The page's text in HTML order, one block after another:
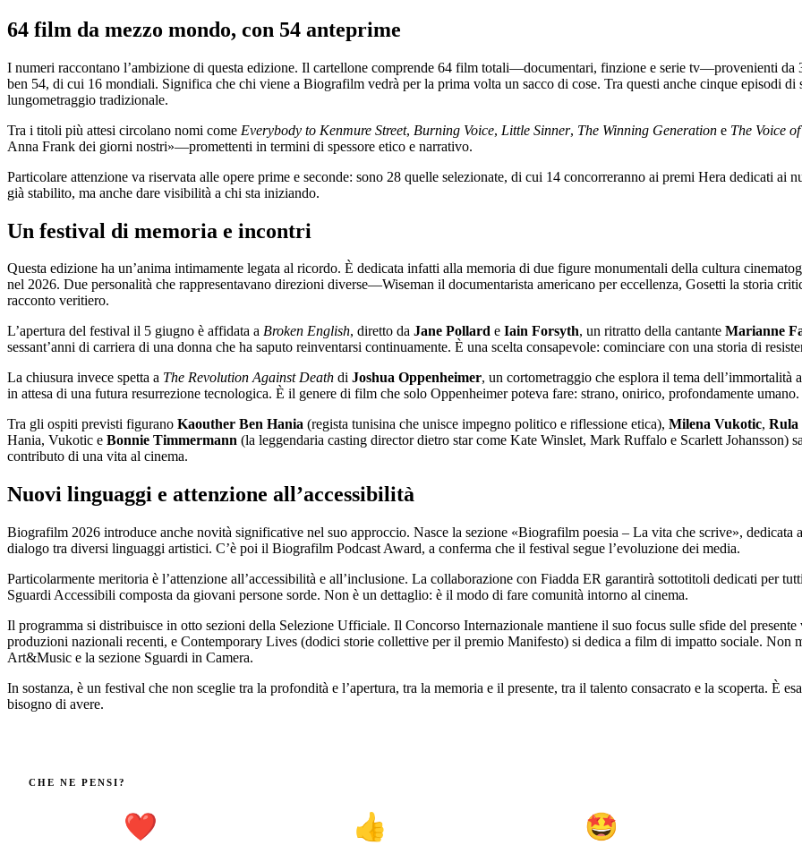
64 film da mezzo mondo, con 54 anteprime
I numeri raccontano l’ambizione di questa edizione. Il cartellone comprende 64 film totali—documentari, finzione e serie tv—provenienti da
ben 54, di cui 16 mondiali. Significa che chi viene a Biografilm vedrà per la prima volta un sacco di cose. Tra questi anche cinque episodi
lungometraggio tradizionale.
Tra i titoli più attesi circolano nomi come Everybody to Kenmure Street, Burning Voice, Little Sinner, The Winning Generation e The Voice
Anna Frank dei giorni nostri»—promettenti in termini di spessore etico e narrativo.
Particolare attenzione va riservata alle opere prime e seconde: sono 28 quelle selezionate, di cui 14 concorreranno ai premi Hera dedicati
già stabilito, ma anche dare visibilità a chi sta iniziando.
Un festival di memoria e incontri
Questa edizione ha un’anima intimamente legata al ricordo. È dedicata infatti alla memoria di due figure monumentali della cultura
nel 2026. Due personalità che rappresentavano direzioni diverse—Wiseman il documentarista americano per eccellenza, Gosetti la storia
racconto veritiero.
L’apertura del festival il 5 giugno è affidata a Broken English, diretto da Jane Pollard e Iain Forsyth, un ritratto della cantante Marianne
sessant’anni di carriera di una donna che ha saputo reinventarsi continuamente. È una scelta consapevole: cominciare con una storia di
La chiusura invece spetta a The Revolution Against Death di Joshua Oppenheimer, un cortometraggio che esplora il tema
in attesa di una futura resurrezione tecnologica. È il genere di film che solo Oppenheimer poteva fare: strano, onirico, profondamente umano.
Tra gli ospiti previsti figurano Kaouther Ben Hania (regista tunisina che unisce impegno politico e riflessione etica), Milena Vukotic, Rula
Hania, Vukotic e Bonnie Timmermann (la leggendaria casting director dietro star come Kate Winslet, Mark Ruffalo e Scarlett Johansson)
contributo di una vita al cinema.
Nuovi linguaggi e attenzione all’accessibilità
Biografilm 2026 introduce anche novità significative nel suo approccio. Nasce la sezione «Biografilm poesia – La vita che scrive», dedicata
dialogo tra diversi linguaggi artistici. C’è poi il Biografilm Podcast Award, a conferma che il festival segue l’evoluzione dei media.
Particolarmente meritoria è l’attenzione all’accessibilità e all’inclusione. La collaborazione con Fiadda ER garantirà sottotitoli dedicati per
Sguardi Accessibili composta da giovani persone sorde. Non è un dettaglio: è il modo di fare comunità intorno al cinema.
Il programma si distribuisce in otto sezioni della Selezione Ufficiale. Il Concorso Internazionale mantiene il suo focus sulle sfide del
produzioni nazionali recenti, e Contemporary Lives (dodici storie collettive per il premio Manifesto) si dedica a film di impatto sociale. Non
Art&Music e la sezione Sguardi in Camera.
In sostanza, è un festival che non sceglie tra la profondità e l’apertura, tra la memoria e il presente, tra il talento consacrato e la scoperta. È
bisogno di avere.
CHE NE PENSI?
❤️ 👍 🤩